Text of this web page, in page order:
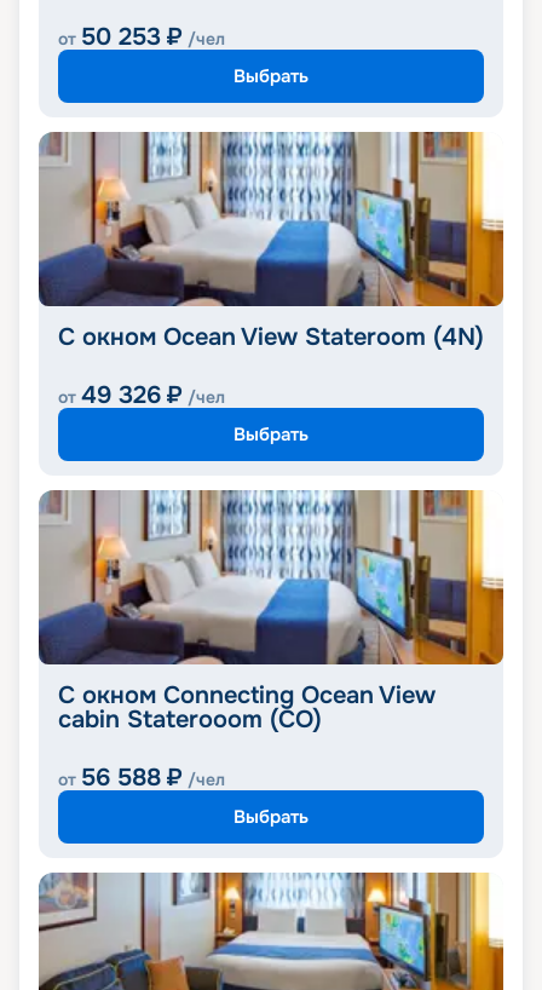
от 50 253 ₽ /чел
Выбрать
С окном Ocean View Stateroom (4N)
от 49 326 ₽ /чел
Выбрать
C окном Connecting Ocean View
cabin Staterooom (CO)
от 56 588 ₽ /чел
Выбрать